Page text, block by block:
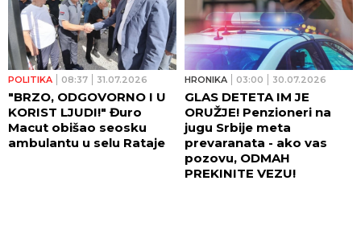
POLITIKA 08:37 31.07.2026
"BRZO, ODGOVORNO I U
KORIST LJUDI!" Đuro
Macut obišao seosku
ambulantu u selu Rataje
HRONIKA 03:00 30.07.2026
GLAS DETETA IM JE
ORUŽJE! Penzioneri na
jugu Srbije meta
prevaranata - ako vas
pozovu, ODMAH
PREKINITE VEZU!